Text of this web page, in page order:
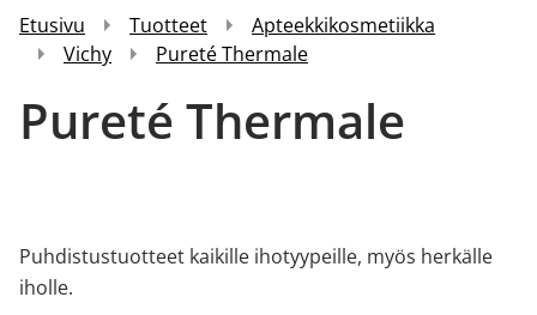
Etusivu Tuotteet
Apteekkikosmetiikka
Vichy
Pureté Thermale
Pureté Thermale
Puhdistustuotteet kaikille ihotyypeille, myös herkälle
iholle.